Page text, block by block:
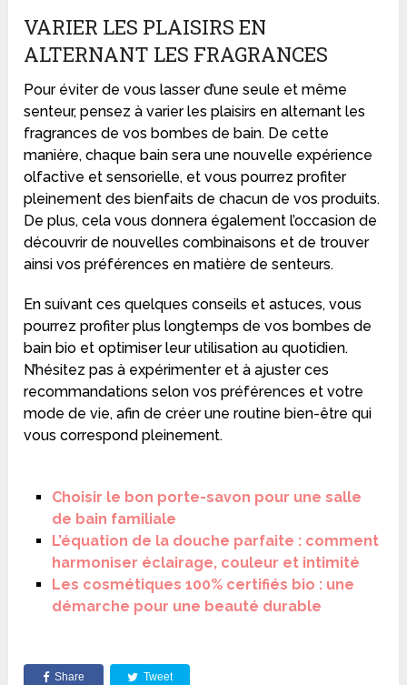
VARIER LES PLAISIRS EN
ALTERNANT LES FRAGRANCES
Pour éviter de vous lasser d’une seule et même
senteur, pensez à varier les plaisirs en alternant les
fragrances de vos bombes de bain. De cette
manière, chaque bain sera une nouvelle expérience
olfactive et sensorielle, et vous pourrez profiter
pleinement des bienfaits de chacun de vos produits.
De plus, cela vous donnera également l’occasion de
découvrir de nouvelles combinaisons et de trouver
ainsi vos préférences en matière de senteurs.
En suivant ces quelques conseils et astuces, vous
pourrez profiter plus longtemps de vos bombes de
bain bio et optimiser leur utilisation au quotidien.
N’hésitez pas à expérimenter et à ajuster ces
recommandations selon vos préférences et votre
mode de vie, afin de créer une routine bien-être qui
vous correspond pleinement.
Choisir le bon porte-savon pour une salle
de bain familiale
L’équation de la douche parfaite : comment
harmoniser éclairage, couleur et intimité
Les cosmétiques 100% certifiés bio : une
démarche pour une beauté durable
Share Tweet